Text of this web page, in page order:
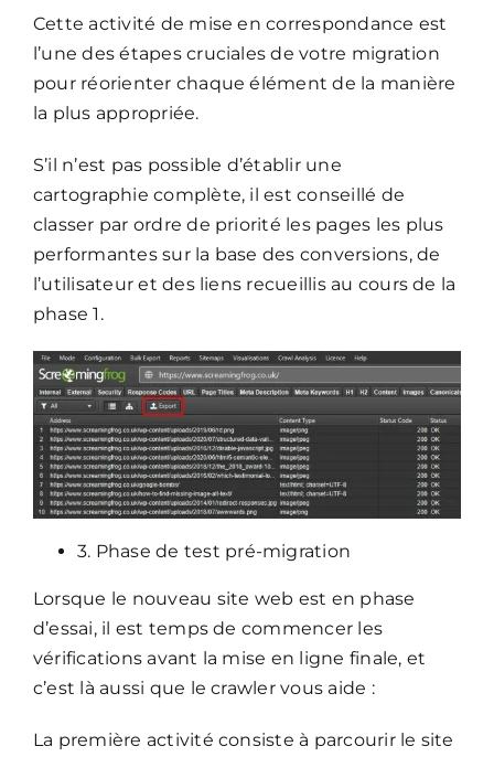
Cette activité de mise en correspondance est
l’une des étapes cruciales de votre migration
pour réorienter chaque élément de la manière
la plus appropriée.
S’il n’est pas possible d’établir une
cartographie complète, il est conseillé de
classer par ordre de priorité les pages les plus
performantes sur la base des conversions, de
l’utilisateur et des liens recueillis au cours de la
phase 1.
3. Phase de test pré-migration
Lorsque le nouveau site web est en phase
d’essai, il est temps de commencer les
vérifications avant la mise en ligne finale, et
c’est là aussi que le crawler vous aide :
La première activité consiste à parcourir le site